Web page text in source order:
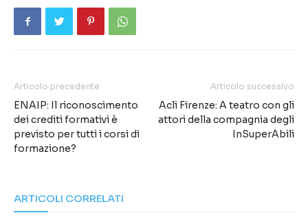
Articolo precedente
ENAIP: Il riconoscimento
dei crediti formativi è
previsto per tutti i corsi di
formazione?
Articolo successivo
Acli Firenze: A teatro con gli
attori della compagnia degli
InSuperAbili
ARTICOLI CORRELATI